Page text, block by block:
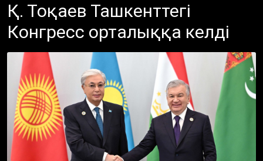
Қ. Тоқаев Ташкенттегі
Конгресс орталыққа келді